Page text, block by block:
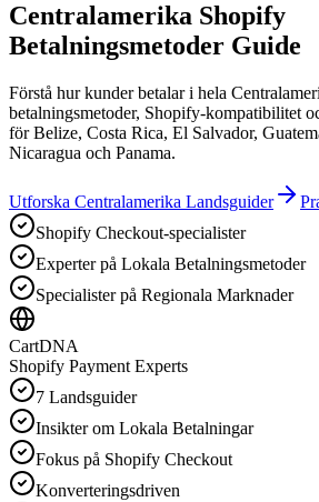
Centralamerika Shopify
Betalningsmetoder Guide
Förstå hur kunder betalar i hela
betalningsmetoder, Shopify-kompatibilitet
för Belize, Costa Rica, El Salvador,
Nicaragua och Panama.
Utforska Centralamerika Landsguider
Shopify Checkout-specialister
Experter på Lokala Betalningsmetoder
Specialister på Regionala Marknader
CartDNA
Shopify Payment Experts
7 Landsguider
Insikter om Lokala Betalningar
Fokus på Shopify Checkout
Konverteringsdriven